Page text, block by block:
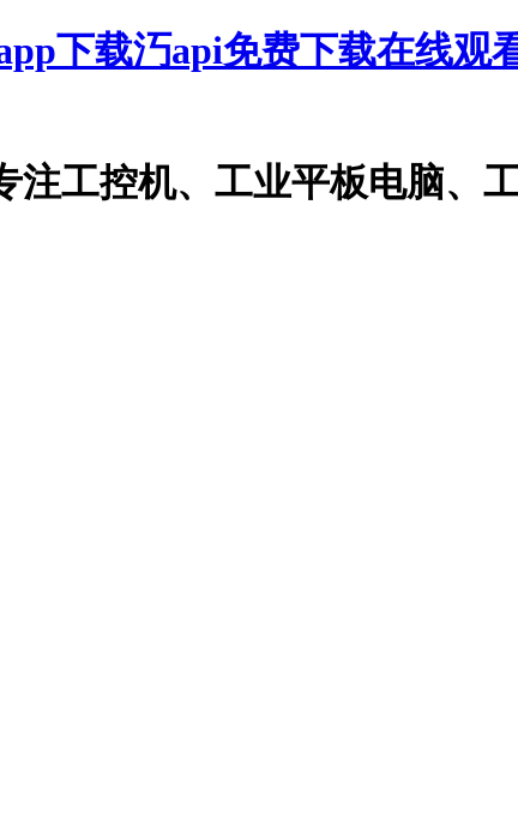
下载汅api免费下载在线观
、工业平板电脑、工业